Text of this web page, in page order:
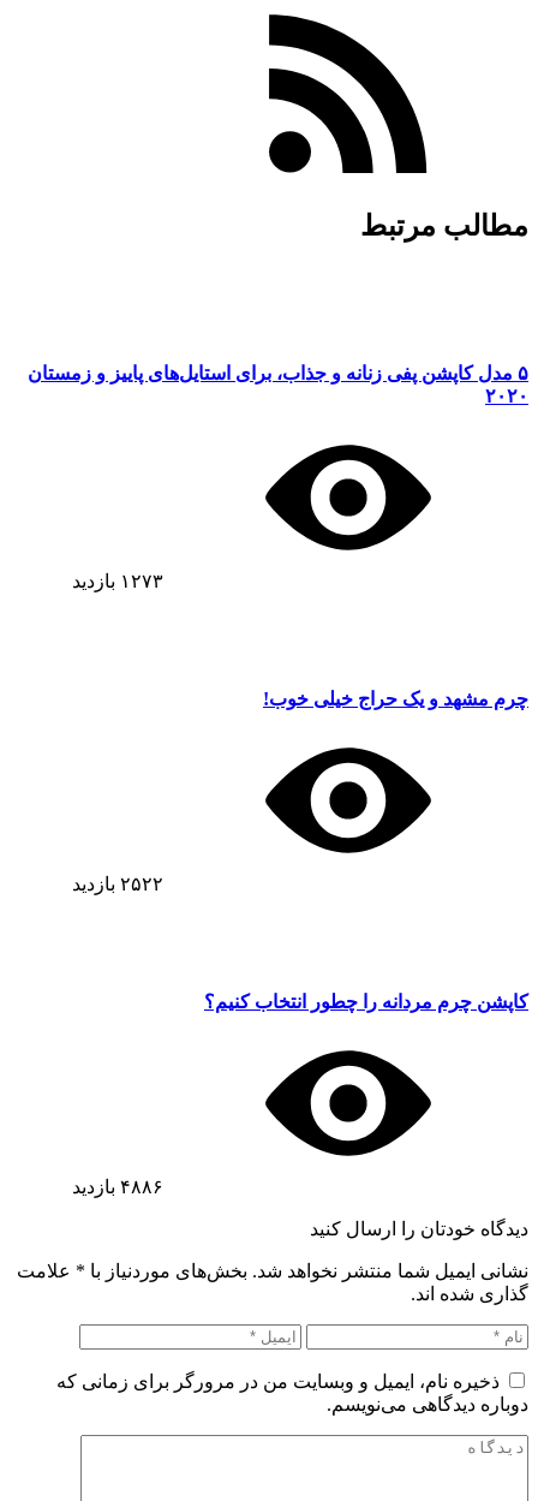
مطالب مرتبط
۵ مدل کاپشن پفی زنانه و جذاب،‌ برای استایل‌های پاییز و زمستان
۲۰۲۰
۱۲۷۳ بازدید
چرم مشهد و یک حراج خیلی خوب!
۲۵۲۲ بازدید
کاپشن چرم مردانه را چطور انتخاب کنیم؟
۴۸۸۶ بازدید
دیدگاه خودتان را ارسال کنید
نشانی ایمیل شما منتشر نخواهد شد. بخش‌های موردنیاز با * علامت
گذاری شده اند.
ذخیره نام، ایمیل و وبسایت من در مرورگر برای زمانی که
دوباره دیدگاهی می‌نویسم.